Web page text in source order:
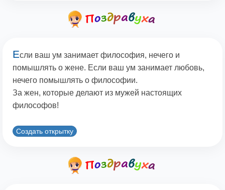
Если ваш ум занимает философия, нечего и
помышлять о жене. Если ваш ум занимает любовь,
нечего помышлять о философии.
За жен, которые делают из мужей настоящих
философов!
Создать открытку